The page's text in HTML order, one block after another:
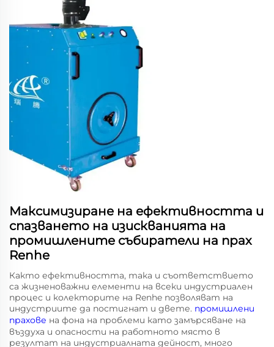
Максимизиране на ефективността и
спазването на изискванията на
промишлените събиратели на прах
Renhe
Както ефективността, така и съответствието
са жизненоважни елементи на всеки индустриален
процес и колекторите на Renhe позволяват на
индустриите да постигнат и двете. промишлени
прахове на фона на проблеми като замърсяване на
въздуха и опасности на работното място в
резултат на индустриалната дейност, много